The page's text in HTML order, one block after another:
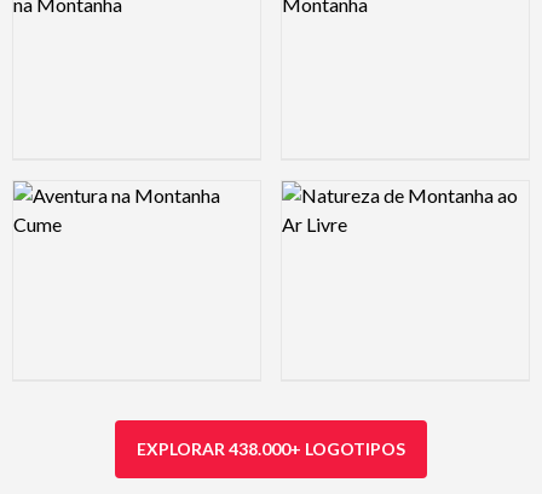
Logo Preview Image Logo Preview Image
EXPLORAR 438.000+ LOGOTIPOS